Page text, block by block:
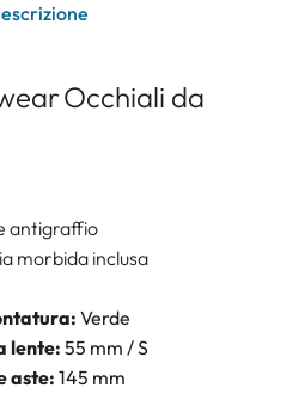
Occhiali da
antigraffio
morbida inclusa
Verde
lente: 55 mm / S
aste:145 mm